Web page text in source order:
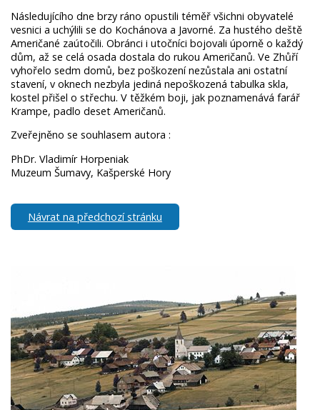
Následujícího dne brzy ráno opustili téměř všichni obyvatelé
vesnici a uchýlili se do Kochánova a Javorné. Za hustého deště
Američané zaútočili. Obránci i utočníci bojovali úporně o každý
dům, až se celá osada dostala do rukou Američanů. Ve Zhůří
vyhořelo sedm domů, bez poškození nezůstala ani ostatní
stavení, v oknech nezbyla jediná nepoškozená tabulka skla,
kostel přišel o střechu. V těžkém boji, jak poznamenává farář
Krampe, padlo deset Američanů.
Zveřejněno se souhlasem autora :
PhDr. Vladimír Horpeniak
Muzeum Šumavy, Kašperské Hory
Návrat na předchozí stránku